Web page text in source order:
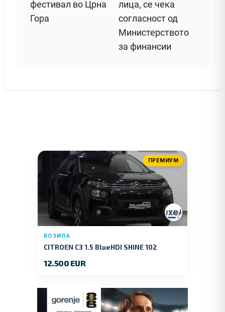
фестивал во Црна
Гора
лица, се чека
согласност од
Министерството
за финансии
ПРЕМИУМ
ВОЗИЛА
CITROEN C3 1.5 BlueHDI SHINE 102
12.500 EUR